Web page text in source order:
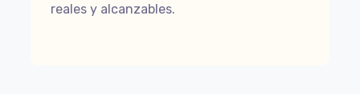
reales y alcanzables.